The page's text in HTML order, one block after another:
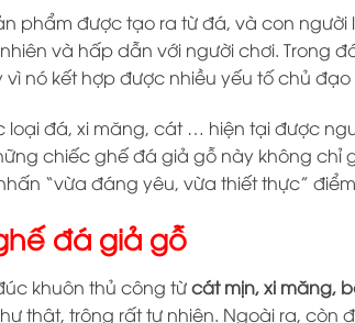
phẩm được tạo ra từ đá, và con
và hấp dẫn với người chơi. Trong
nó kết hợp được nhiều yếu tố chủ đạo
đá, xi măng, cát … hiện tại được
chiếc ghế đá giả gỗ này không
“vừa đáng yêu, vừa thiết thực”
đá giả gỗ
khuôn thủ công từcát mịn, xi măng,
thật, trông rất tự nhiên. Ngoài ra, còn